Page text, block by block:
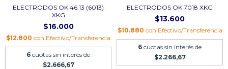
ELECTRODOS OK 46.13 (6013)
XKG
$16.000
$12.800 con Efectivo/Transferencia
6 cuotas sin interés de
$2.666,67
ELECTRODOS OK 7018 XKG
$13.600
$10.880 con Efectivo/Transferencia
6 cuotas sin interés de
$2.266,67